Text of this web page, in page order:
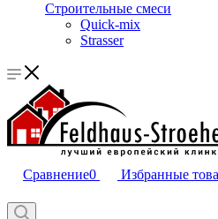
Строительные смеси
Quick-mix
Strasser
Сравнение0 Избранные